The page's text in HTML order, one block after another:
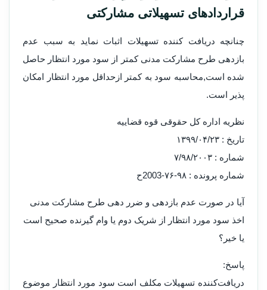
قراردادهای تسهیلاتی مشارکتی
چنانچه دریافت کننده تسهیلات اثبات نماید به سبب عدم
بازدهی طرح مشارکت مدنی کمتر از سود مورد انتظار حاصل
شده است,محاسبه سود به کمتر ازحداقل مورد انتظار امکان
پذیر است.
نظریه اداره کل حقوقی قوه قضاییه
تاریخ : ۱۳۹۹/۰۴/۲۳
شماره : ۷/۹۸/۲۰۰۳
شماره پرونده : ۹۸-۷۶-2003ح
آیا در صورت عدم بازدهی و ضرر دهی طرح مشارکت مدنی
اخذ سود مورد انتظار از شریک دوم یا وام گیرنده صحیح است
یا خیر؟
پاسخ:
دریافت‌کننده تسهیلات مکلف است سود مورد انتظار موضوع